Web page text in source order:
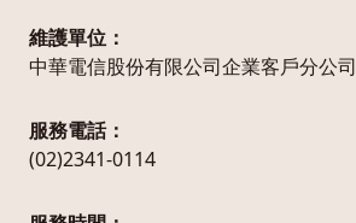
維護單位：
中華電信股份有限公司企業客戶分公司
服務電話：
(02)2341-0114